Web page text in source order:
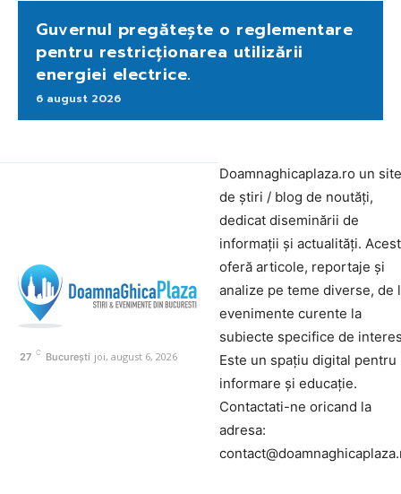
Guvernul pregătește o reglementare
pentru restricționarea utilizării
energiei electrice.
6 august 2026
27 C București joi, august 6, 2026
Doamnaghicaplaza.ro un site
de știri / blog de noutăți,
dedicat diseminării de
informații și actualități.
oferă articole, reportaje și
analize pe teme diverse, de
evenimente curente la
subiecte specifice de
Este un spațiu digital pentru
informare și educație.
Contactati-ne oricand la
adresa: